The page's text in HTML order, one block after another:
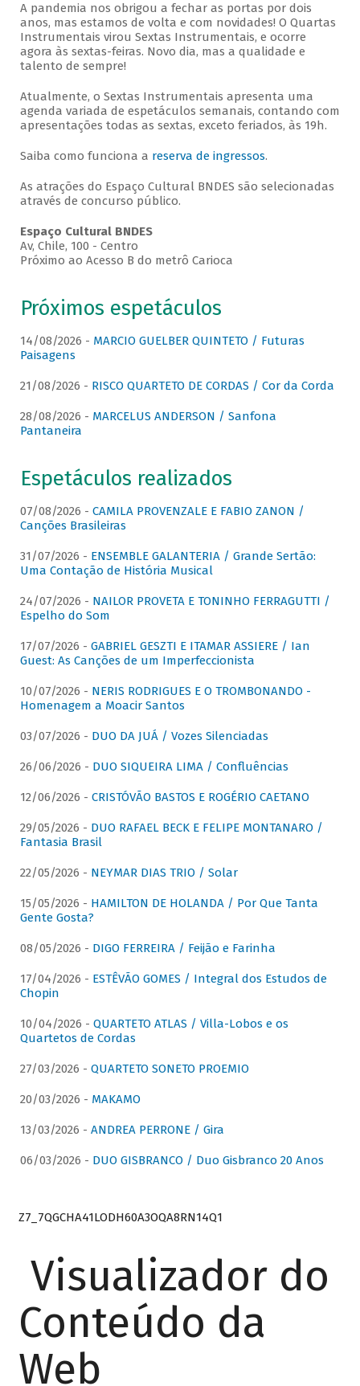
A pandemia nos obrigou a fechar as portas por dois
anos, mas estamos de volta e com novidades! O Quartas
Instrumentais virou Sextas Instrumentais, e ocorre
agora às sextas-feiras. Novo dia, mas a qualidade e
talento de sempre!
Atualmente, o Sextas Instrumentais apresenta uma
agenda variada de espetáculos semanais, contando com
apresentações todas as sextas, exceto feriados, às 19h.
Saiba como funciona a reserva de ingressos.
As atrações do Espaço Cultural BNDES são selecionadas
através de concurso público.
Espaço Cultural BNDES
Av, Chile, 100 - Centro
Próximo ao Acesso B do metrô Carioca
Próximos espetáculos
14/08/2026 - MARCIO GUELBER QUINTETO / Futuras
Paisagens
21/08/2026 - RISCO QUARTETO DE CORDAS / Cor da Corda
28/08/2026 - MARCELUS ANDERSON / Sanfona
Pantaneira
Espetáculos realizados
07/08/2026 - CAMILA PROVENZALE E FABIO ZANON /
Canções Brasileiras
31/07/2026 - ENSEMBLE GALANTERIA / Grande Sertão:
Uma Contação de História Musical
24/07/2026 - NAILOR PROVETA E TONINHO FERRAGUTTI /
Espelho do Som
17/07/2026 - GABRIEL GESZTI E ITAMAR ASSIERE / Ian
Guest: As Canções de um Imperfeccionista
10/07/2026 - NERIS RODRIGUES E O TROMBONANDO -
Homenagem a Moacir Santos
03/07/2026 - DUO DA JUÁ / Vozes Silenciadas
26/06/2026 - DUO SIQUEIRA LIMA / Confluências
12/06/2026 - CRISTÓVÃO BASTOS E ROGÉRIO CAETANO
29/05/2026 - DUO RAFAEL BECK E FELIPE MONTANARO /
Fantasia Brasil
22/05/2026 - NEYMAR DIAS TRIO / Solar
15/05/2026 - HAMILTON DE HOLANDA / Por Que Tanta
Gente Gosta?
08/05/2026 - DIGO FERREIRA / Feijão e Farinha
17/04/2026 - ESTÊVÃO GOMES / Integral dos Estudos de
Chopin
10/04/2026 - QUARTETO ATLAS / Villa-Lobos e os
Quartetos de Cordas
27/03/2026 - QUARTETO SONETO PROEMIO
20/03/2026 - MAKAMO
13/03/2026 - ANDREA PERRONE / Gira
06/03/2026 - DUO GISBRANCO / Duo Gisbranco 20 Anos
Z7_7QGCHA41LODH60A3OQA8RN14Q1
Visualizador do
Conteúdo da
Web